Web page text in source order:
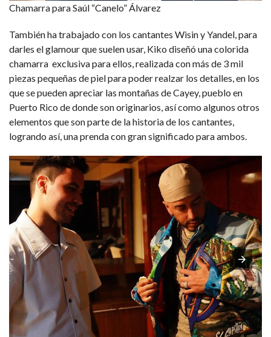
Chamarra para Saúl “Canelo” Álvarez
También ha trabajado con los cantantes Wisin y Yandel, para
darles el glamour que suelen usar, Kiko diseñó una colorida
chamarra exclusiva para ellos, realizada con más de 3 mil
piezas pequeñas de piel para poder realzar los detalles, en los
que se pueden apreciar las montañas de Cayey, pueblo en
Puerto Rico de donde son originarios, así como algunos otros
elementos que son parte de la historia de los cantantes,
logrando así, una prenda con gran significado para ambos.